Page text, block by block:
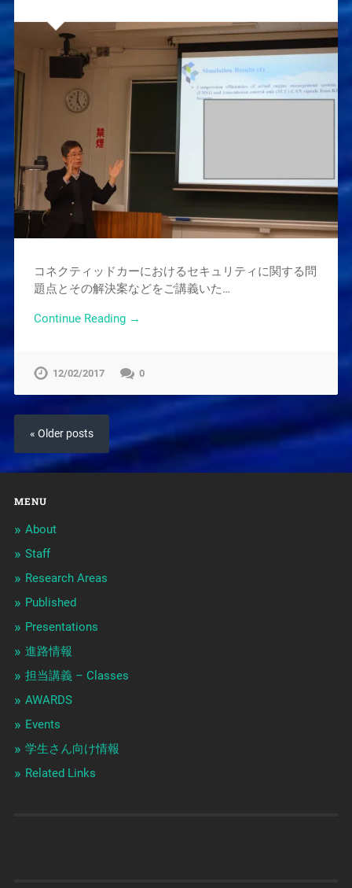
コネクティッドカーにおけるセキュリティに関する問
題点とその解決案などをご講義いた…
Continue Reading →
12/02/2017 0
« Older posts
MENU
About
Staff
Research Areas
Published
Presentations
進路情報
担当講義 – Classes
AWARDS
Events
学生さん向け情報
Related Links